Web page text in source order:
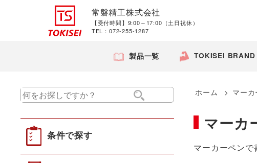
常磐精工株式会社
【受付時間】9:00～17:00（土日祝休）
TEL：072-255-1287
製品一覧 TOKISEI BRAND
ホーム > マー
マーカ
マーカーペン
条件で探す